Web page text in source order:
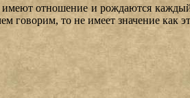
имеют отношение и рождаются
то не имеет значение как